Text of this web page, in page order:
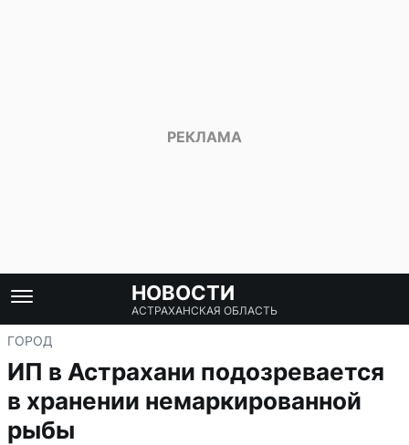
НОВОСТИ
АСТРАХАНСКАЯ ОБЛАСТЬ
ГОРОД
ИП в Астрахани подозревается
в хранении немаркированной
рыбы